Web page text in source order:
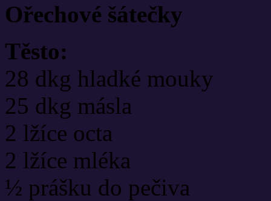
Ořechové šátečky
Těsto:
28 dkg hladké mouky
25 dkg másla
2 lžíce octa
2 lžíce mléka
½ prášku do pečiva